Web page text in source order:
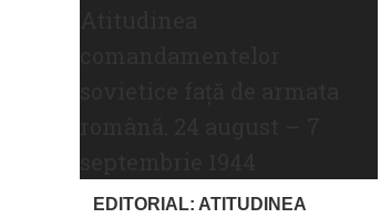
EDITORIAL: ATITUDINEA